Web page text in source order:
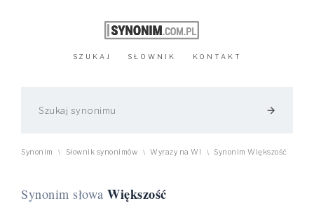
SZUKAJ SŁOWNIK KONTAKT
arrow_forward
Synonim \ Słownik synonimów \ Wyrazy na WI \ Synonim Większość
Synonim słowa Większość